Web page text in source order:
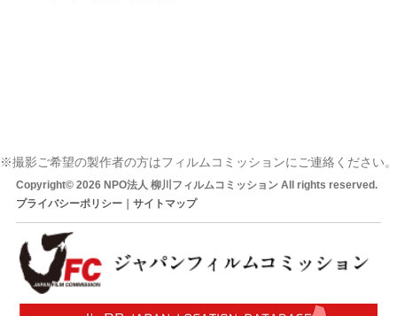
※撮影ご希望の製作者の方はフィルムコミッションにご連絡ください。
Copyright© 2026 NPO法人 柳川フィルムコミッション All rights reserved.
プライバシーポリシー｜ サイトマップ